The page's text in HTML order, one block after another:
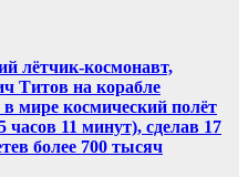
лётчик-космонавт,
Титов на корабле
мире космический полёт
часов 11 минут), сделав 17
более 700 тысяч